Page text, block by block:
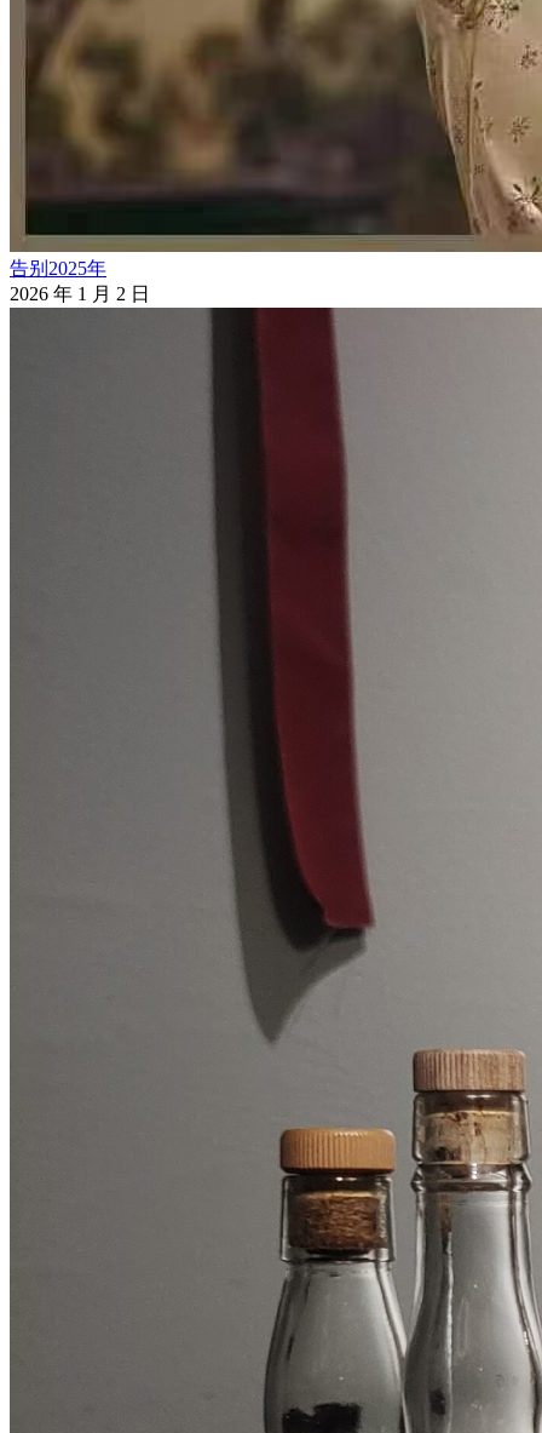
告别2025年
2026 年 1 月 2 日